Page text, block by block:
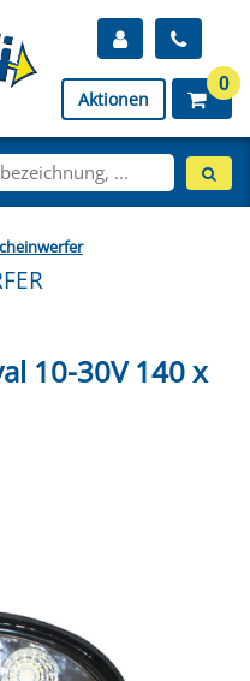
Aktionen
0
10-30V 140 x